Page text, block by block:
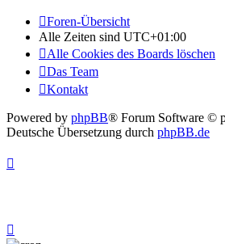
Foren-Übersicht
Alle Zeiten sind UTC+01:00
Alle Cookies des Boards löschen
Das Team
Kontakt
Powered by phpBB® Forum Software ©
Deutsche Übersetzung durch phpBB.de